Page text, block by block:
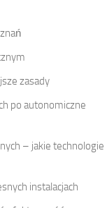
zasady
po autonomiczne
– jakie technologie
instalacjach